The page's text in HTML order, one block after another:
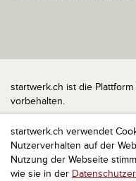
startwerk.ch verwendet
Nutzerverhalten auf der
Nutzung der Webseite
wie sie in der
startwerk.ch ist die
vorbehalten.
Impressum
Kontakt
nach oben